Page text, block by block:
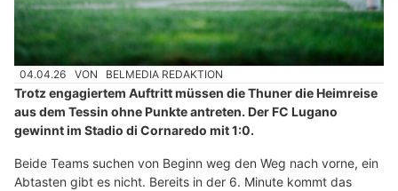
04.04.26 VON BELMEDIA REDAKTION
Trotz engagiertem Auftritt müssen die Thuner die Heimreise
aus dem Tessin ohne Punkte antreten. Der FC Lugano
gewinnt im Stadio di Cornaredo mit 1:0.
Beide Teams suchen von Beginn weg den Weg nach vorne, ein
Abtasten gibt es nicht. Bereits in der 6. Minute kommt das